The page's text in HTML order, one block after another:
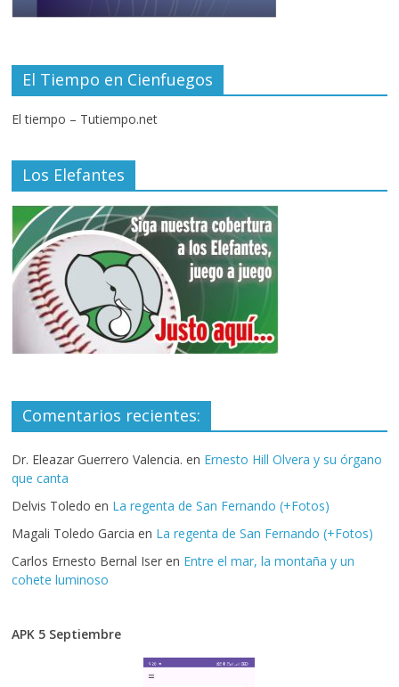
El Tiempo en Cienfuegos
El tiempo – Tutiempo.net
Los Elefantes
Comentarios recientes:
Dr. Eleazar Guerrero Valencia. en Ernesto Hill Olvera y su órgano
que canta
Delvis Toledo en La regenta de San Fernando (+Fotos)
Magali Toledo Garcia en La regenta de San Fernando (+Fotos)
Carlos Ernesto Bernal Iser en Entre el mar, la montaña y un
cohete luminoso
APK 5 Septiembre